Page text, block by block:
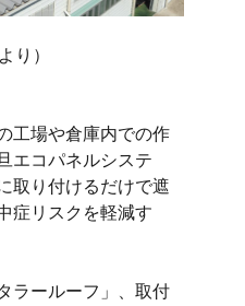
り）
工場や倉庫内での作
エコパネルシステ
取り付けるだけで遮
症リスクを軽減す
ラールーフ」、取付